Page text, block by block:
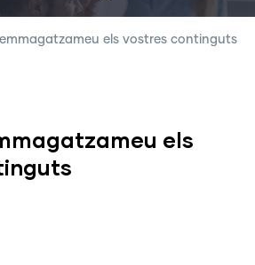
els vostres continguts
els